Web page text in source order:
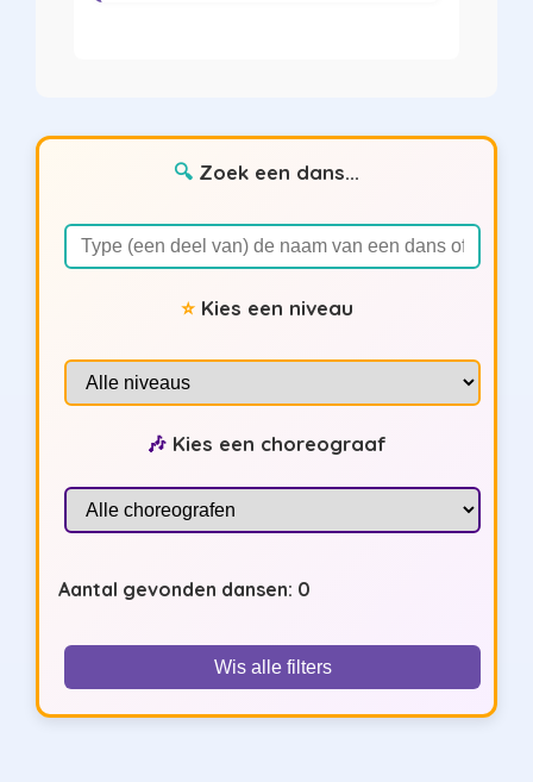
Zoek een dans...
Kies een niveau
Kies een choreograaf
Aantal gevonden dansen: 0
Wis alle filters